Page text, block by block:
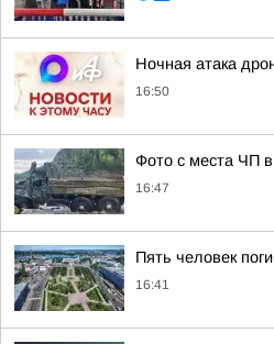
Ночная атака
16:50
Фото с места ЧП в
16:47
Пять человек
16:41